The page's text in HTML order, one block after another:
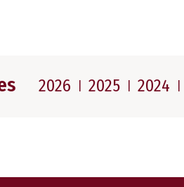
2026 2025 2024